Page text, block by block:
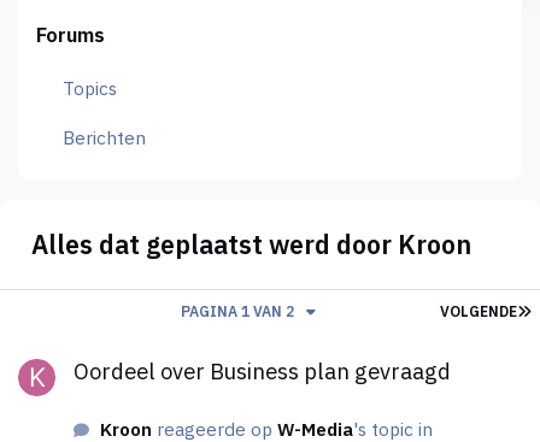
Forums
Topics
Berichten
Alles dat geplaatst werd door Kroon
VOLGENDE
PAGINA 1 VAN 2
Oordeel over Business plan gevraagd
Kroon reageerde opW-Media's topic in